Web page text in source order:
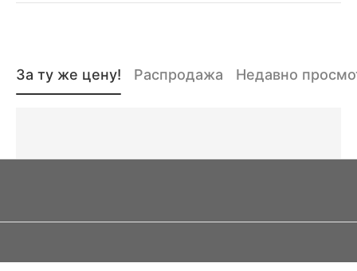
За ту же цену! Распродажа Недавно